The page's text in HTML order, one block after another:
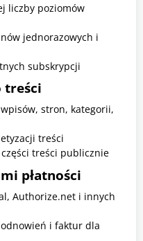
liczby poziomów
jednorazowych i
subskrypcji
treści
stron, kategorii,
treści
treści publicznie
płatności
Authorize.net i innych
i faktur dla